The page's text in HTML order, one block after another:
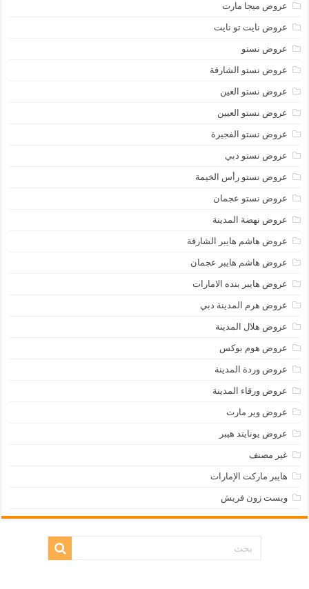
عروض ميجا مارت
عروض نايت تو نايت
عروض نستو
عروض نستو الشارقة
عروض نستو العين
عروض نستو العيين
عروض نستو الفجيرة
عروض نستو دبي
عروض نستو رأس الخيمة
عروض نستو عجمان
عروض نهضة المدينة
عروض هاشم هايبر الشارقة
عروض هاشم هايبر عجمان
عروض هايبر بنده الامارات
عروض هرم المدينة دبي
عروض هلال المدينة
عروض هوم بوكس
عروض وردة المدينة
عروض ورقاء المدينة
عروض وير مارت
عروض يونايتد هيبر
غير مصنف
هايبر ماركت الإمارات
ويست زون فريش